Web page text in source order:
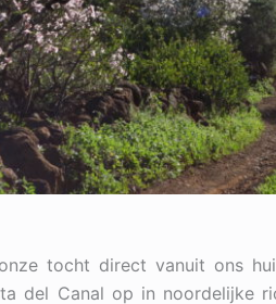
tocht direct vanuit ons
del Canal op in noordelijke